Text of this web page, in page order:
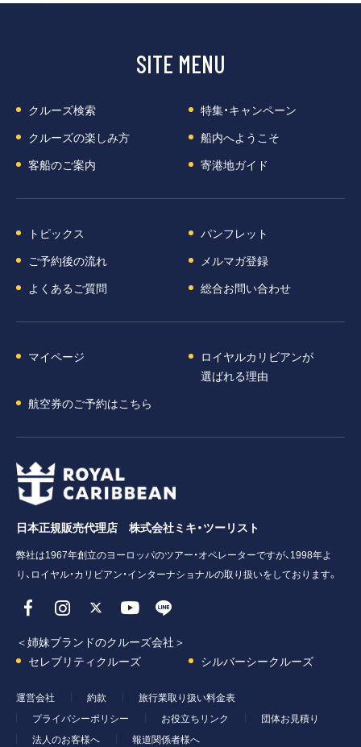
SITE MENU
クルーズ検索
特集・キャンペーン
クルーズの楽しみ方
船内へようこそ
客船のご案内
寄港地ガイド
トピックス
パンフレット
ご予約後の流れ
メルマガ登録
よくあるご質問
総合お問い合わせ
マイページ
ロイヤルカリビアンが
選ばれる理由
航空券のご予約はこちら
日本正規販売代理店 株式会社ミキ・ツーリスト
弊社は1967年創立のヨーロッパのツアー・オペレーターですが、1998年よ
り、ロイヤル・カリビアン・インターナショナルの取り扱いをしております。
＜姉妹ブランドのクルーズ会社＞
セレブリティクルーズ
シルバーシークルーズ
運営会社 約款
旅行業取り扱い料金表
プライバシーポリシー
お役立ちリンク
団体お見積り
法人のお客様へ
報道関係者様へ